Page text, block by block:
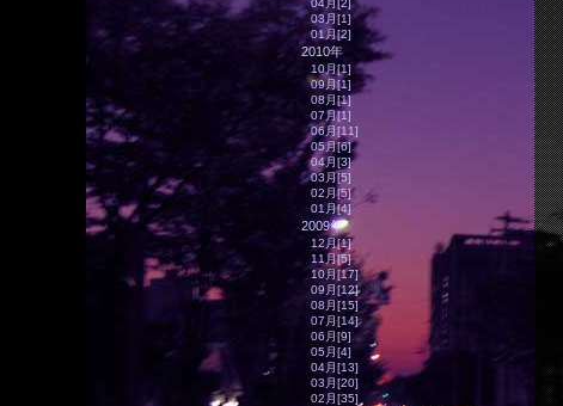
04月[2]
03月[1]
01月[2]
2010年
10月[1]
09月[1]
08月[1]
07月[1]
06月[11]
05月[6]
04月[3]
03月[5]
02月[5]
01月[4]
2009年
12月[1]
11月[5]
10月[17]
09月[12]
08月[15]
07月[14]
06月[9]
05月[4]
04月[13]
03月[20]
02月[35]